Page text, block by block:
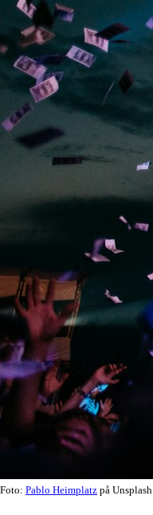
Foto: Pablo Heimplatz på Unsplash